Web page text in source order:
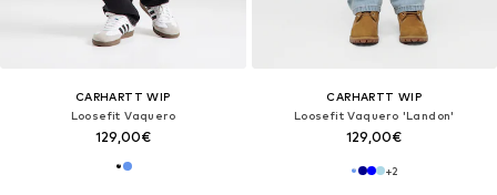
CARHARTT WIP
Loosefit Vaquero
129,00€
CARHARTT WIP
Loosefit Vaquero 'Landon'
129,00€
+2